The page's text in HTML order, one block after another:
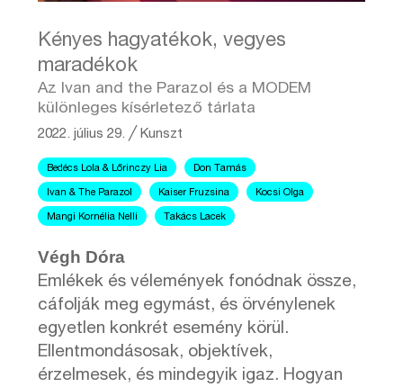
Kényes hagyatékok, vegyes
maradékok
Az Ivan and the Parazol és a MODEM
különleges kísérletező tárlata
2022. július 29. ╱ Kunszt
Bedécs Lola & Lőrinczy Lia Don Tamás
Ivan & The Parazol Kaiser Fruzsina Kocsi Olga
Mangi Kornélia Nelli Takács Lacek
Végh Dóra
Emlékek és vélemények fonódnak össze,
cáfolják meg egymást, és örvénylenek
egyetlen konkrét esemény körül.
Ellentmondásosak, objektívek,
érzelmesek, és mindegyik igaz. Hogyan